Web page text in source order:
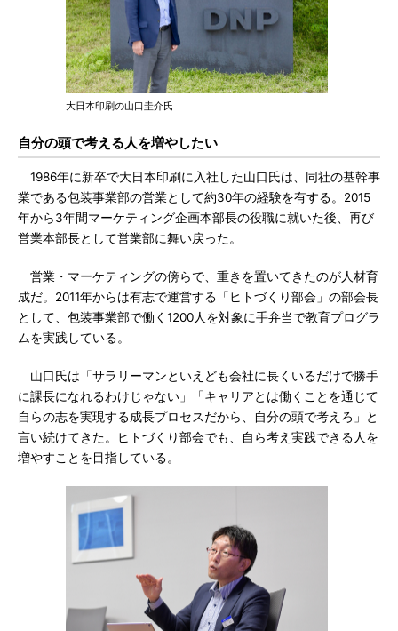
大日本印刷の山口圭介氏
自分の頭で考える人を増やしたい
1986年に新卒で大日本印刷に入社した山口氏は、同社の基幹事
業である包装事業部の営業として約30年の経験を有する。2015
年から3年間マーケティング企画本部長の役職に就いた後、再び
営業本部長として営業部に舞い戻った。
営業・マーケティングの傍らで、重きを置いてきたのが人材育
成だ。2011年からは有志で運営する「ヒトづくり部会」の部会長
として、包装事業部で働く1200人を対象に手弁当で教育プログラ
ムを実践している。
山口氏は「サラリーマンといえども会社に長くいるだけで勝手
に課長になれるわけじゃない」「キャリアとは働くことを通じて
自らの志を実現する成長プロセスだから、自分の頭で考えろ」と
言い続けてきた。ヒトづくり部会でも、自ら考え実践できる人を
増やすことを目指している。